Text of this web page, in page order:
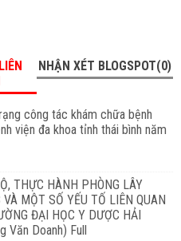
NHẬN XÉT BLOGSPOT(0)
công tác khám chữa bệnh
viện đa khoa tỉnh thái bình năm
THỰC HÀNH PHÒNG LÂY
MỘT SỐ YẾU TỐ LIÊN QUAN
ĐẠI HỌC Y DƯỢC HẢI
Văn Doanh) Full